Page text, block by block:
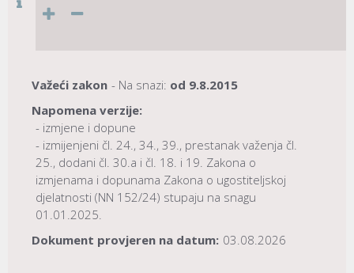
Važeći zakon - Na snazi: od 9.8.2015
Napomena verzije:
- izmjene i dopune
- izmijenjeni čl. 24., 34., 39., prestanak važenja čl.
25., dodani čl. 30.a i čl. 18. i 19. Zakona o
izmjenama i dopunama Zakona o ugostiteljskoj
djelatnosti (NN 152/24) stupaju na snagu
01.01.2025.
Dokument provjeren na datum: 03.08.2026